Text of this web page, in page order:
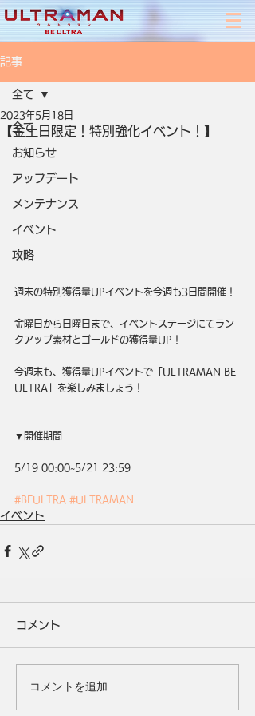
記事
全て
お知らせ
アップデート
メンテナンス
イベント
攻略
全て
【金土日限定！特別強化イベント！】
2023年5月18日
週末の特別獲得量UPイベントを今週も3日間開催！
金曜日から日曜日まで、イベントステージにてラン
クアップ素材とゴールドの獲得量UP！
今週末も、獲得量UPイベントで「ULTRAMAN BE
ULTRA」を楽しみましょう！
▼開催期間
5/19 00:00~5/21 23:59
#BEULTRA #ULTRAMAN
イベント
コメント
コメントを追加…